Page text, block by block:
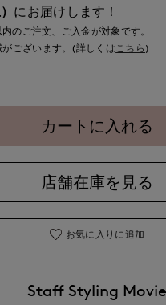
にお届けします！
内のご注文、ご入金が対象です。
ございます。(詳しくは こちら )
カートに入れる
店舗在庫を見る
お気に入りに追加
Staff Styling Movie